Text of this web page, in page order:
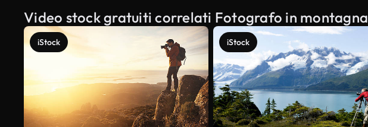
Video stock gratuiti correlati Fotografo in montagna
iStock iStock